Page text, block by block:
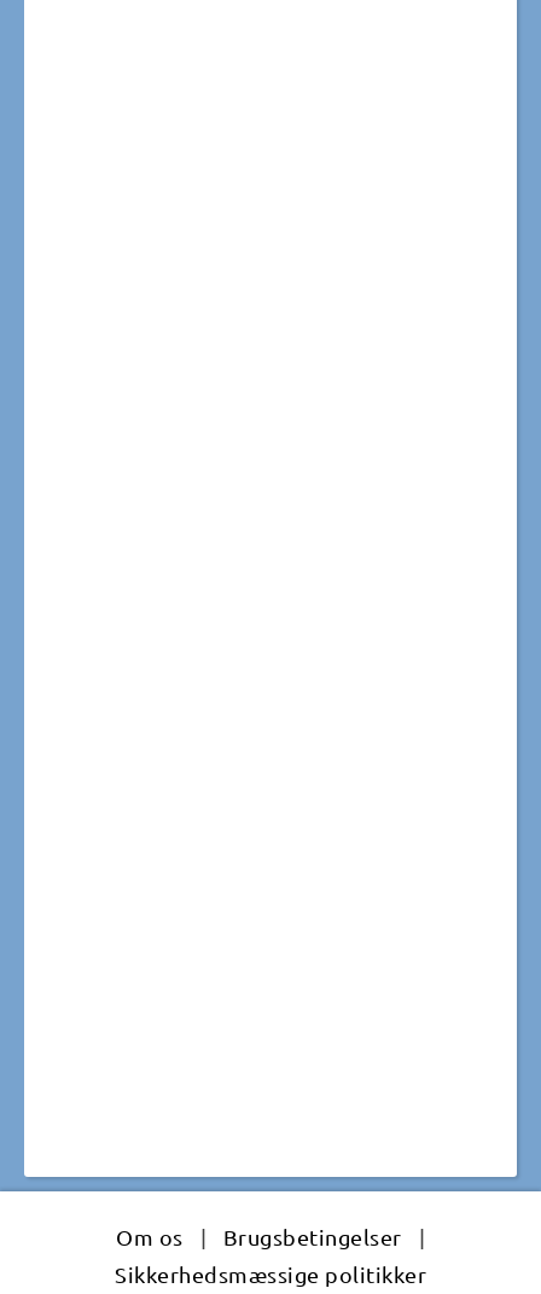
Om os | Brugsbetingelser
|
Sikkerhedsmæssige politikker